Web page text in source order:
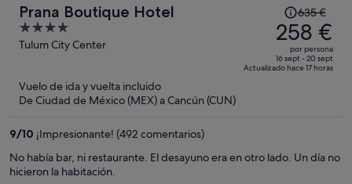
Prana Boutique Hotel
4
out
Tulum City Center
El
precio
era
de
635 €,
por
635 €
258 €
por persona
16 sept - 20 sept
Actualizado hace 17 horas
Vuelo de ida y vuelta incluido
De Ciudad de México (MEX) a Cancún (CUN)
9/10 ¡Impresionante! (492 comentarios)
No había bar, ni restaurante. El desayuno era en otro lado. Un día no
hicieron la habitación.